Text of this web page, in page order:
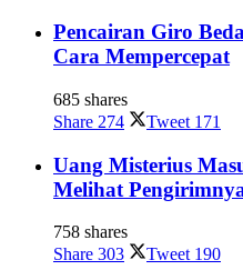
Pencairan Giro
Cara Mempercepat
685 shares
Share 274 Tweet 171
Uang Misterius
Melihat
758 shares
Share 303 Tweet 190